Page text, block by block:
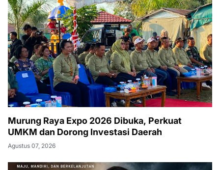
Murung Raya Expo 2026 Dibuka, Perkuat
UMKM dan Dorong Investasi Daerah
Agustus 07, 2026